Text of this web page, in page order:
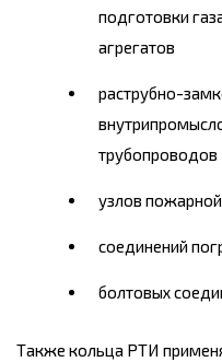
подготовки
агрегатов
раструбно-
трубопроводов
узлов
соединений
болтовых
Также кольца РТИ